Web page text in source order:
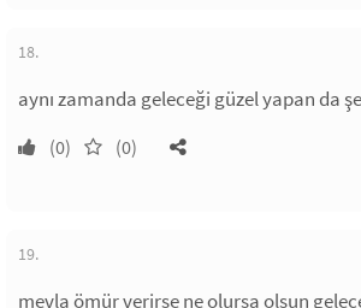
18.
aynı zamanda geleceği güzel yapan da
(0) (0)
19.
mevla ömür verirse ne olursa olsun